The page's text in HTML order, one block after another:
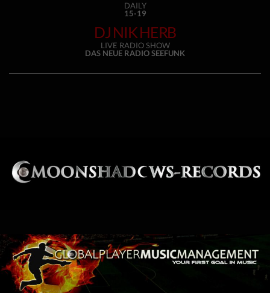
DAILY
15-19
DJ NIK HERB
LIVE RADIO SHOW
DAS NEUE RADIO SEEFUNK